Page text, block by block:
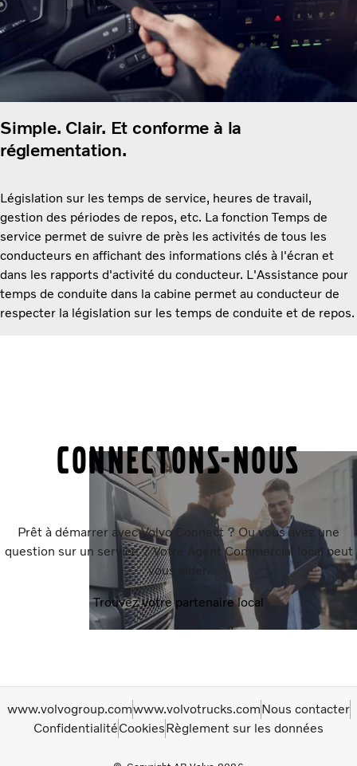
Simple. Clair. Et conforme à la
réglementation.
Législation sur les temps de service, heures de travail,
gestion des périodes de repos, etc. La fonction Temps de
service permet de suivre de près les activités de tous les
conducteurs en affichant des informations clés à l'écran et
dans les rapports d'activité du conducteur. L'Assistance pour
temps de conduite dans la cabine permet au conducteur de
respecter la législation sur les temps de conduite et de repos.
Connectons-nous
Prêt à démarrer avec Volvo Connect ? Ou vous avez une
question sur un service ? Votre Agent Commercial local peut
vous aider.
Trouvez votre partenaire local
www.volvogroup.comwww.volvotrucks.comNous contacter
ConfidentialitéCookiesRèglement sur les données